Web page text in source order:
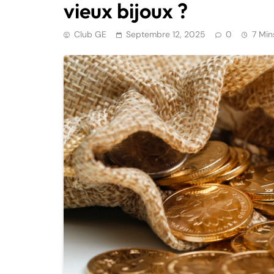
vieux bijoux ?
Club GE Septembre 12, 2025 0 7